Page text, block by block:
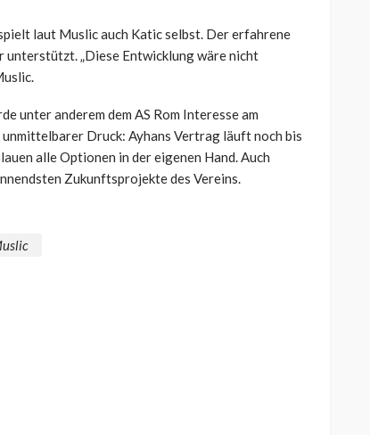
laut Muslic auch Katic selbst. Der erfahrene
unterstützt. „Diese Entwicklung wäre nicht
unter anderem dem AS Rom Interesse am
Druck: Ayhans Vertrag läuft noch bis
alle Optionen in der eigenen Hand. Auch
Zukunftsprojekte des Vereins.